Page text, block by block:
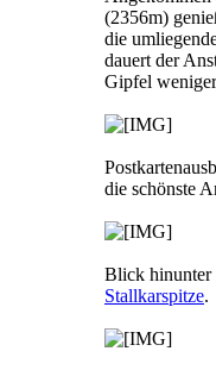
(2356m)
die
dauert der
Gipfel
die schönste
Blick hinunter
Stallkarspitze.